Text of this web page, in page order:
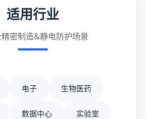
适用行业
密制造&静电防护场景
电子 生物医药
数据中心 实验室